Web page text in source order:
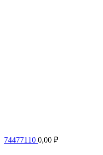
74477110 0,00 ₽